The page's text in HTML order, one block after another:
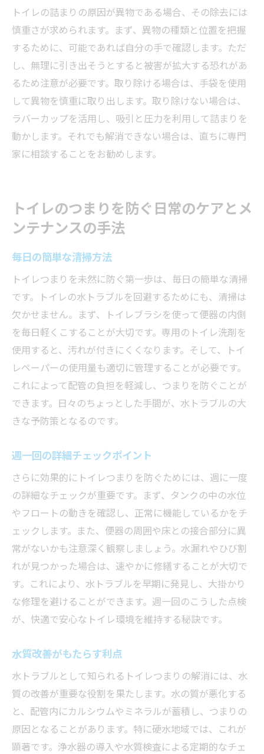
トイレの詰まりの原因が異物である場合、その除去には
慎重さが求められます。まず、異物の種類と位置を把握
するために、可能であれば自分の手で確認します。ただ
し、無理に引き出そうとすると被害が拡大する恐れがあ
るため注意が必要です。取り除ける場合は、手袋を使用
して異物を慎重に取り出します。取り除けない場合は、
ラバーカップを活用し、吸引と圧力を利用して詰まりを
動かします。それでも解消できない場合は、直ちに専門
家に相談することをお勧めします。
トイレのつまりを防ぐ日常のケアとメ
ンテナンスの手法
毎日の簡単な清掃方法
トイレつまりを未然に防ぐ第一歩は、毎日の簡単な清掃
です。トイレの水トラブルを回避するためにも、清掃は
欠かせません。まず、トイレブラシを使って便器の内側
を毎日軽くこすることが大切です。専用のトイレ洗剤を
使用すると、汚れが付きにくくなります。そして、トイ
レペーパーの使用量も適切に管理することが必要です。
これによって配管の負担を軽減し、つまりを防ぐことが
できます。日々のちょっとした手間が、水トラブルの大
きな予防策となるのです。
週一回の詳細チェックポイント
さらに効果的にトイレつまりを防ぐためには、週に一度
の詳細なチェックが重要です。まず、タンクの中の水位
やフロートの動きを確認し、正常に機能しているかをチ
ェックします。また、便器の周囲や床との接合部分に異
常がないかも注意深く観察しましょう。水漏れやひび割
れが見つかった場合は、速やかに修繕することが大切で
す。これにより、水トラブルを早期に発見し、大掛かり
な修理を避けることができます。週一回のこうした点検
が、快適で安心なトイレ環境を維持する秘訣です。
水質改善がもたらす利点
水トラブルとして知られるトイレつまりの解消には、水
質の改善が重要な役割を果たします。水の質が悪化する
と、配管内にカルシウムやミネラルが蓄積し、つまりの
原因となることがあります。特に硬水地域では、これが
顕著です。浄水器の導入や水質検査による定期的なチェ